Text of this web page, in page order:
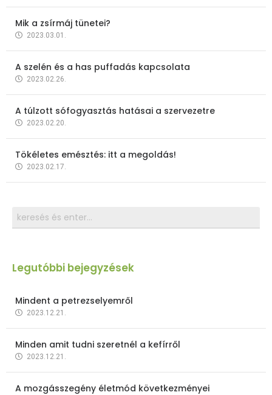
Mik a zsírmáj tünetei?
2023.03.01.
A szelén és a has puffadás kapcsolata
2023.02.26.
A túlzott sófogyasztás hatásai a szervezetre
2023.02.20.
Tökéletes emésztés: itt a megoldás!
2023.02.17.
Legutóbbi bejegyzések
Mindent a petrezselyemről
2023.12.21.
Minden amit tudni szeretnél a kefírről
2023.12.21.
A mozgásszegény életmód következményei